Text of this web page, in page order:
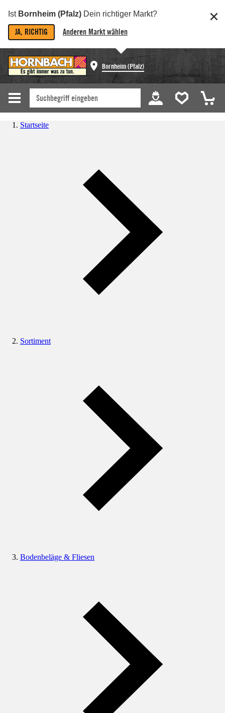
Ist Bornheim (Pfalz) Dein richtiger Markt?
JA, RICHTIG Anderen Markt wählen
Bornheim (Pfalz)
Startseite
Sortiment
Bodenbeläge & Fliesen